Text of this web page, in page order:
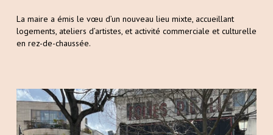
La maire a émis le vœu d’un nouveau lieu mixte, accueillant
logements, ateliers d’artistes, et activité commerciale et culturelle
en rez-de-chaussée.